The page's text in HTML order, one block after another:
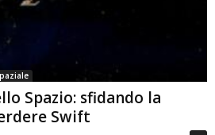
Spazio: sfidando la
Swift